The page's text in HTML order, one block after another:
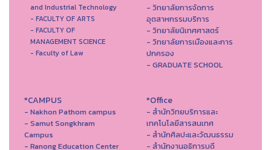
and Industrial Technology
- FACULTY OF ARTS
- FACULTY OF
MANAGEMENT SCIENCE
- Faculty of Law
- วิทยาลัยการจัดการ
อุตสาหกรรมบริการ
- วิทยาลัยนิเทศศาสตร์
- วิทยาลัยการเมืองและการ
ปกครอง
- GRADUATE SCHOOL
*CAMPUS
- Nakhon Pathom campus
- Samut Songkhram
Campus
- Ranong Education Center
*Office
- สำนักวิทยบริการและ
เทคโนโลยีสารสนเทศ
- สํานักศิลปะและวัฒนธรรม
- สำนักงานอธิการบดี